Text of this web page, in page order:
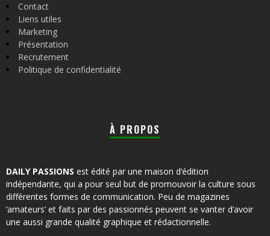
Contact
Liens utiles
Marketing
Présentation
Recrutement
Politique de confidentialité
À PROPOS
DAILY PASSIONS est édité par une maison d’édition
indépendante, qui a pour seul but de promouvoir la culture sous
différentes formes de communication. Peu de magazines
‘amateurs’ et faits par des passionnés peuvent se vanter d’avoir
une aussi grande qualité graphique et rédactionnelle.